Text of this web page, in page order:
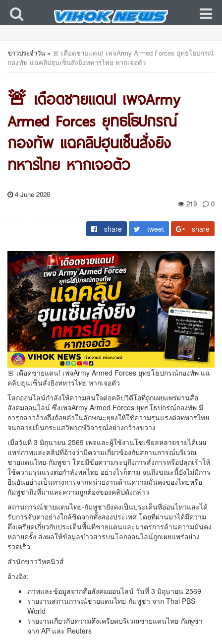
ข่าวประจำวัน » 🚨 เดือดชายแดน! เพจArmy Armed Forces ยุทธโธปกรณ์
กองทัพ แฉคลิปฮุนเซ็นสั่งยิงทหารไทย หากเจอตัว
🚨 เดือดชายแดน! เพจArmy
Armed Forces ยุทธโธปกรณ์
กองทัพ แฉคลิปฮุนเซ็นสั่งยิง
ทหารไทย หากเจอตัว
4 June 2026
219
0
share tweet share
🚨 เดือดชายแดน! เพจArmy Armed Forces ยุทธโธปกรณ์กองทัพ แฉ
คลิปฮุนเซ็นสั่งยิงทหารไทย หากเจอตัว
โลกออนไลน์กำลังให้ความสนใจต่อคลิปวิดีโอที่ถูกเผยแพร่ผ่านสื่อ
สังคมออนไลน์ ซึ่งเพจArmy Armed Forces ยุทธโธปกรณ์กองทัพ มี
การกล่าวอ้างถึงถ้อยคำในลักษณะยุยงให้ใช้ความรุนแรงต่อทหารไทย
จนกลายเป็นกระแสวิพากษ์วิจารณ์อย่างกว้างขวาง
เมื่อวันที่ 3 มิถุนายน 2569 เพจและผู้ใช้งานโซเชียลหลายรายได้เผย
แพร่ภาพและคลิปที่อ้างว่ามีความเกี่ยวข้องกับสถานการณ์บริเวณ
ชายแดนไทย-กัมพูชา โดยมีข้อความระบุถึงการสั่งการหรือปลุกเร้าให้
ใช้ความรุนแรงต่อกำลังพลไทย อย่างไรก็ตาม จนถึงขณะนี้ยังไม่มีการ
ยืนยันอย่างเป็นทางการจากหน่วยงานด้านความมั่นคงของไทยหรือ
กัมพูชาถึงที่มาและความถูกต้องของคลิปดังกล่าว
สถานการณ์ชายแดนไทย-กัมพูชายังคงเป็นประเด็นที่อ่อนไหวและได้
รับการจับตาอย่างใกล้ชิดจากทั้งสองประเทศ โดยที่ผ่านมาได้มีความ
ตึงเครียดเกี่ยวกับประเด็นพื้นที่ชายแดนและมาตรการด้านความมั่นคง
หลายครั้ง ส่งผลให้ข้อมูลข่าวสารบนโลกออนไลน์ถูกเผยแพร่อย่าง
รวดเร็ว
สำนักข่าววิหคนิวส์
อ้างอิง:
ภาพและข้อมูลจากสื่อสังคมออนไลน์ วันที่ 3 มิถุนายน 2569
รายงานสถานการณ์ชายแดนไทย-กัมพูชา จาก Thai PBS
World
รายงานเกี่ยวกับความตึงเครียดบริเวณชายแดนไทย-กัมพูชา
จาก AP และ Reuters